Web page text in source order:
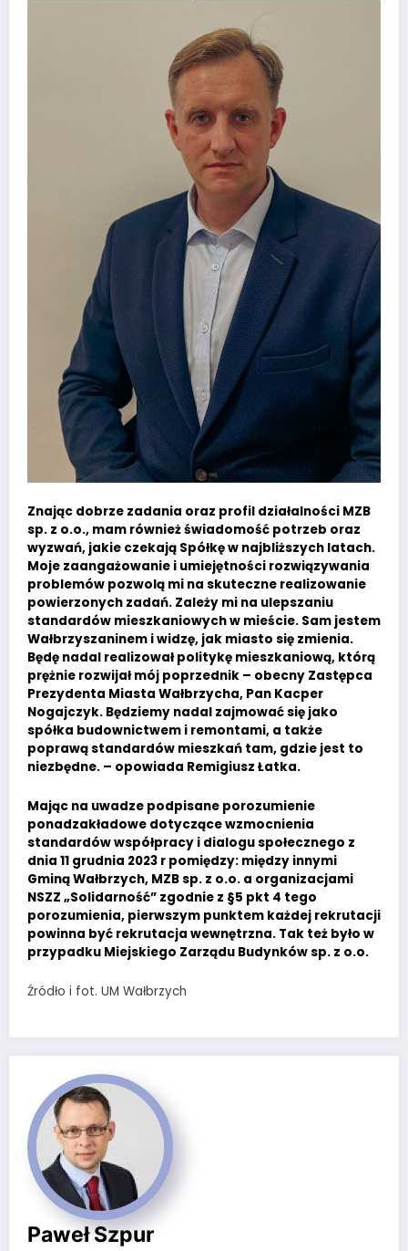
Znając dobrze zadania oraz profil działalności MZB
sp. z o.o., mam również świadomość potrzeb oraz
wyzwań, jakie czekają Spółkę w najbliższych latach.
Moje zaangażowanie i umiejętności rozwiązywania
problemów pozwolą mi na skuteczne realizowanie
powierzonych zadań. Zależy mi na ulepszaniu
standardów mieszkaniowych w mieście. Sam jestem
Wałbrzyszaninem i widzę, jak miasto się zmienia.
Będę nadal realizował politykę mieszkaniową, którą
prężnie rozwijał mój poprzednik – obecny Zastępca
Prezydenta Miasta Wałbrzycha, Pan Kacper
Nogajczyk. Będziemy nadal zajmować się jako
spółka budownictwem i remontami, a także
poprawą standardów mieszkań tam, gdzie jest to
niezbędne. – opowiada Remigiusz Łatka.
Mając na uwadze podpisane porozumienie
ponadzakładowe dotyczące wzmocnienia
standardów współpracy i dialogu społecznego z
dnia 11 grudnia 2023 r pomiędzy: między innymi
Gminą Wałbrzych, MZB sp. z o.o. a organizacjami
NSZZ „Solidarność” zgodnie z §5 pkt 4 tego
porozumienia, pierwszym punktem każdej rekrutacji
powinna być rekrutacja wewnętrzna. Tak też było w
przypadku Miejskiego Zarządu Budynków sp. z o.o.
Źródło i fot. UM Wałbrzych
Paweł Szpur